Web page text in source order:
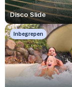
Disco Slide
Inbegrepen